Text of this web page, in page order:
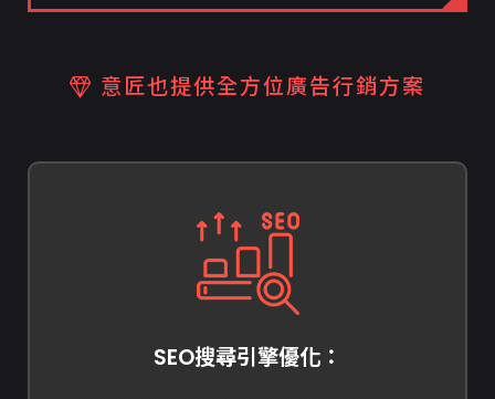
意匠也提供全方位廣告行銷方案
SEO搜尋引擎優化：